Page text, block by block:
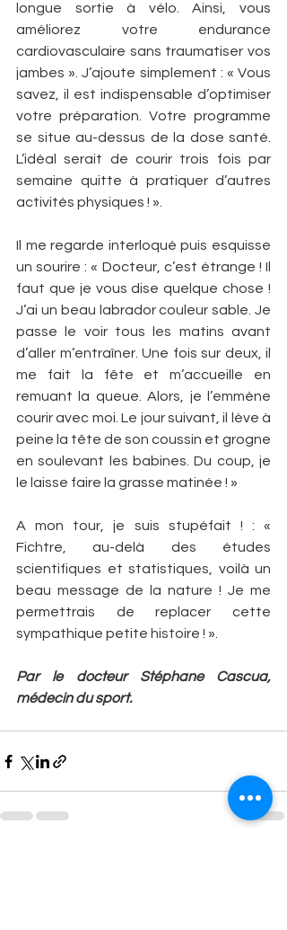
longue sortie à vélo. Ainsi, vous
améliorez votre endurance
cardiovasculaire sans traumatiser vos
jambes ». J’ajoute simplement : « Vous
savez, il est indispensable d’optimiser
votre préparation. Votre programme
se situe au-dessus de la dose santé.
L’idéal serait de courir trois fois par
semaine quitte à pratiquer d’autres
activités physiques ! ».
Il me regarde interloqué puis esquisse
un sourire : « Docteur, c’est étrange ! Il
faut que je vous dise quelque chose !
J’ai un beau labrador couleur sable. Je
passe le voir tous les matins avant
d’aller m’entraîner. Une fois sur deux, il
me fait la fête et m’accueille en
remuant la queue. Alors, je l’emmène
courir avec moi. Le jour suivant, il lève à
peine la tête de son coussin et grogne
en soulevant les babines. Du coup, je
le laisse faire la grasse matinée ! »
A mon tour, je suis stupéfait ! : «
Fichtre, au-delà des études
scientifiques et statistiques, voilà un
beau message de la nature ! Je me
permettrais de replacer cette
sympathique petite histoire ! ».
Par le docteur Stéphane Cascua,
médecin du sport.